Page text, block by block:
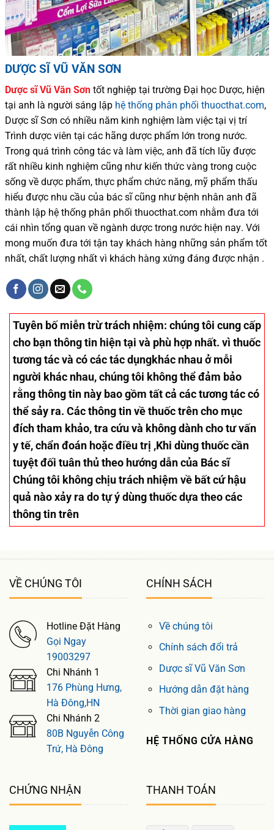
DƯỢC SĨ VŨ VĂN SƠN
Dược sĩVũ Văn Sơn tốt nghiệp tại trường Đại học Dược, hiện
tại anh là người sáng lập hệ thống phân phối thuocthat.com,
Dược sĩSơn có nhiều năm kinh nghiệm làm việc tại vị trí
Trình dược viên tại các hãng dược phẩm lớn trong nước.
Trong quá trình công tác và làm việc, anh đã tích lũy được
rất nhiều kinh nghiệm cũng như kiến thức vàng trong cuộc
sống về dược phẩm, thực phẩm chức năng, mỹ phẩm thấu
hiểu được nhu cầu của bác sĩcũng như bệnh nhân anh đã
thành lập hệ thống phân phối thuocthat.com nhằm đưa tới
cái nhìn tổng quan về ngành dược trong nước hiện nay. Với
mong muốn đưa tới tận tay khách hàng những sản phẩm tốt
nhất, chất lượng nhất vì khách hàng xứng đáng được nhận .
Tuyên bố miễn trừ trách nhiệm: chúng tôi cung cấp
cho bạn thông tin hiện tại và phù hợp nhất. vì thuốc
tương tác và có các tác dụngkhác nhau ở mỗi
người khác nhau, chúng tôi không thể đảm bảo
rằng thông tin này bao gồm tất cả các tương tác có
thể sảy ra. Các thông tin về thuốc trên cho mục
đích tham khảo, tra cứu và không dành cho tư vấn
y tế, chẩn đoán hoặc điều trị ,Khi dùng thuốc cần
tuyệt đối tuân thủ theo hướng dẫn của Bác sĩ
Chúng tôi không chịu trách nhiệm về bất cứ hậu
quả nào xảy ra do tự ý dùng thuốc dựa theo các
thông tin trên
VỀ CHÚNG TÔI
Hotline Đặt Hàng
Gọi Ngay
19003297
Chi Nhánh 1
176 Phùng Hưng,
Hà Đông,HN
Chi Nhánh 2
80B Nguyễn Công
Trứ, Hà Đông
CHÍNH SÁCH
Về chúng tôi
Chính sách đổi trả
Dược sĩ Vũ Văn Sơn
Hướng dẫn đặt hàng
Thời gian giao hàng
HỆ THỐNG CỬA HÀNG
CHỨNG NHẬN THANH TOÁN